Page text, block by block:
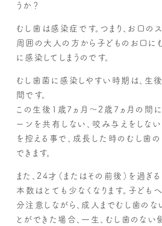
うか？
むし歯は感染症です。つまり、お口の
周囲の大人の方から子どものお口に
に感染してしまうのです。
むし歯菌に感染しやすい時期は、生
間です。
この生後1歳7ヵ月～2歳7ヵ月の間に
ーンを共有しない、咬み与えをしな
を控える事で、成長した時のむし歯
できます。
また、24才（またはその前後）を過ぎ
本数はとても少なくなります。子ど
分注意しながら、成人までむし歯の
とができた場合、一生、むし歯のな